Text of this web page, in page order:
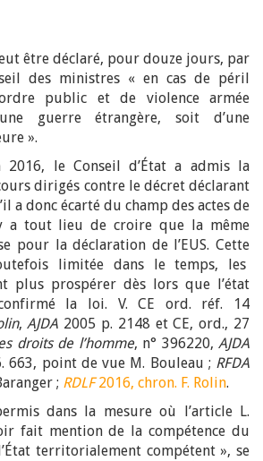
être déclaré, pour douze jours, par
des ministres « en cas de péril
public et de violence armée
guerre étrangère, soit d’une
».
le Conseil d’État a admis la
dirigés contre le décret déclarant
a donc écarté du champ des actes de
a tout lieu de croire que la même
pour la déclaration de l’EUS. Cette
limitée dans le temps, les
plus prospérer dès lors que l’état
la loi. V. CE ord. réf. 14
,AJDA 2005 p. 2148 et CE, ord., 27
droits de l’homme, n° 396220,AJDA
663, point de vue M. Bouleau ; RFDA
; RDLF2016, chron. F. Rolin.
dans la mesure où l’article L.
fait mention de la compétence du
territorialement compétent », se